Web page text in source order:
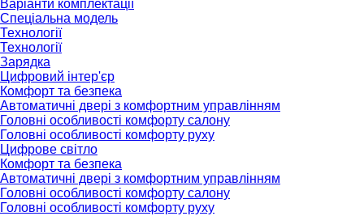
Варіанти комплектації
Спеціальна модель
Технології
Технології
Зарядка
Цифровий інтер'єр
Комфорт та безпека
Автоматичні двері з комфортним управлінням
Головні особливості комфорту салону
Головні особливості комфорту руху
Цифрове світло
Комфорт та безпека
Автоматичні двері з комфортним управлінням
Головні особливості комфорту салону
Головні особливості комфорту руху